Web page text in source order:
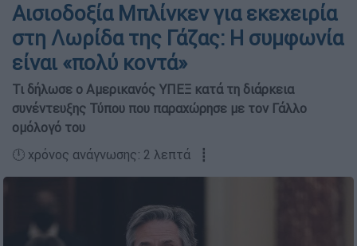
Αισιοδοξία Μπλίνκεν για εκεχειρία
στη Λωρίδα της Γάζας: Η συμφωνία
είναι «πολύ κοντά»
Τι δήλωσε ο Αμερικανός ΥΠΕΞ κατά τη διάρκεια
συνέντευξης Τύπου που παραχώρησε με τον Γάλλο
ομόλογό του
🕛 χρόνος ανάγνωσης: 2 λεπτά ┋